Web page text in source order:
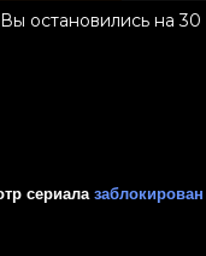
Вы остановились на 30